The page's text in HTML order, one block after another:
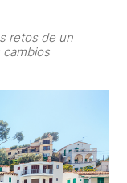
de
retos de un
cambios